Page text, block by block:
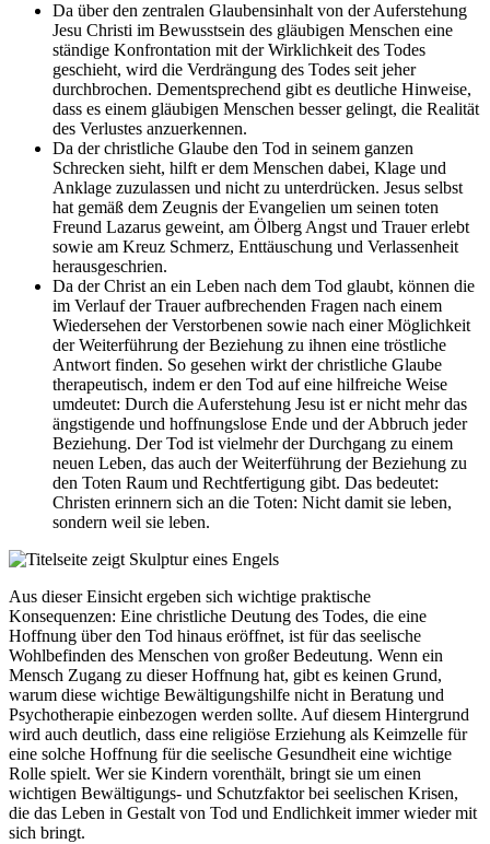
Da über den zentralen Glaubensinhalt von der Auferstehung
Jesu Christi im Bewusstsein des gläubigen Menschen eine
ständige Konfrontation mit der Wirklichkeit des Todes
geschieht, wird die Verdrängung des Todes seit jeher
durchbrochen. Dementsprechend gibt es deutliche Hinweise,
dass es einem gläubigen Menschen besser gelingt, die Realität
des Verlustes anzuerkennen.
Da der christliche Glaube den Tod in seinem ganzen
Schrecken sieht, hilft er dem Menschen dabei, Klage und
Anklage zuzulassen und nicht zu unterdrücken. Jesus selbst
hat gemäß dem Zeugnis der Evangelien um seinen toten
Freund Lazarus geweint, am Ölberg Angst und Trauer erlebt
sowie am Kreuz Schmerz, Enttäuschung und Verlassenheit
herausgeschrien.
Da der Christ an ein Leben nach dem Tod glaubt, können die
im Verlauf der Trauer aufbrechenden Fragen nach einem
Wiedersehen der Verstorbenen sowie nach einer Möglichkeit
der Weiterführung der Beziehung zu ihnen eine tröstliche
Antwort finden. So gesehen wirkt der christliche Glaube
therapeutisch, indem er den Tod auf eine hilfreiche Weise
umdeutet: Durch die Auferstehung Jesu ist er nicht mehr das
ängstigende und hoffnungslose Ende und der Abbruch jeder
Beziehung. Der Tod ist vielmehr der Durchgang zu einem
neuen Leben, das auch der Weiterführung der Beziehung zu
den Toten Raum und Rechtfertigung gibt. Das bedeutet:
Christen erinnern sich an die Toten: Nicht damit sie leben,
sondern weil sie leben.
Aus dieser Einsicht ergeben sich wichtige praktische
Konsequenzen: Eine christliche Deutung des Todes, die eine
Hoffnung über den Tod hinaus eröffnet, ist für das seelische
Wohlbefinden des Menschen von großer Bedeutung. Wenn ein
Mensch Zugang zu dieser Hoffnung hat, gibt es keinen Grund,
warum diese wichtige Bewältigungshilfe nicht in Beratung und
Psychotherapie einbezogen werden sollte. Auf diesem Hintergrund
wird auch deutlich, dass eine religiöse Erziehung als Keimzelle für
eine solche Hoffnung für die seelische Gesundheit eine wichtige
Rolle spielt. Wer sie Kindern vorenthält, bringt sie um einen
wichtigen Bewältigungs- und Schutzfaktor bei seelischen Krisen,
die das Leben in Gestalt von Tod und Endlichkeit immer wieder mit
sich bringt.